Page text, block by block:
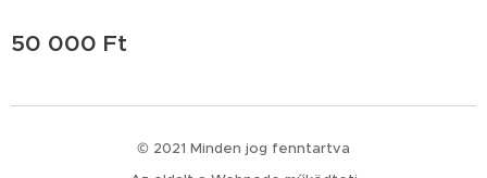
50 000 Ft
© 2021 Minden jog fenntartva